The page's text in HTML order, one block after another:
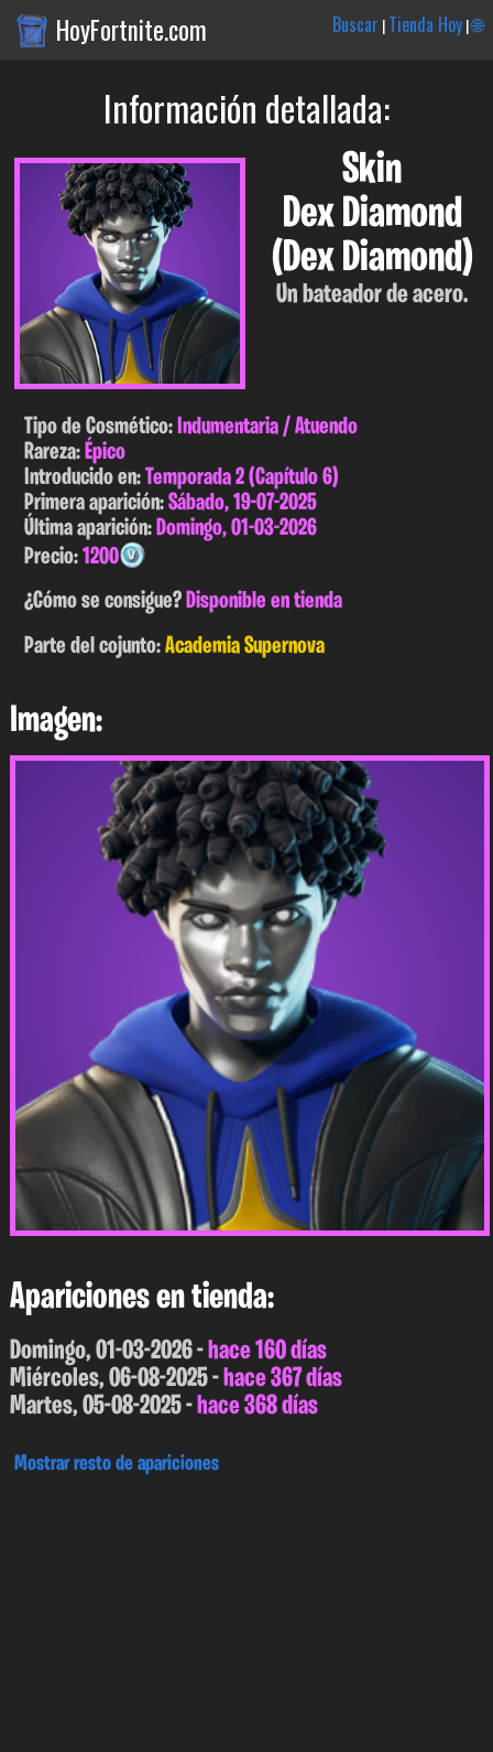
HoyFortnite.com Buscar |Tienda Hoy|🌐
Información detallada:
Skin
Dex Diamond
(Dex Diamond)
Un bateador de acero.
Tipo de Cosmético:Indumentaria / Atuendo
Rareza:Épico
Introducido en:Temporada 2 (Capítulo 6)
Primera aparición:Sábado, 19-07-2025
Última aparición:Domingo, 01-03-2026
Precio:1200
¿Cómo se consigue?Disponible en tienda
Parte del cojunto:Academia Supernova
Imagen:
Apariciones en tienda:
Domingo, 01-03-2026 -hace 160 días
Miércoles, 06-08-2025 -hace 367 días
Martes, 05-08-2025 -hace 368 días
Mostrar resto de apariciones